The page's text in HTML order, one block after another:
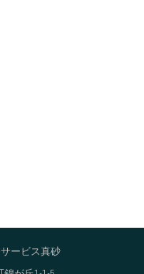
ービス真砂